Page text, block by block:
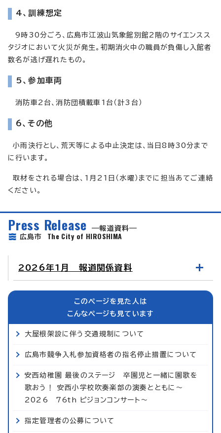
4、訓練想定
9時30分ごろ、広島市江波山気象館別館2階のサイエンスス
タジオにおいて火災が発生。初期消火中の職員が負傷し入館者
数名が逃げ遅れたもの。
5、参加車両
消防車2台、消防団積載車1台（計3台）
6、その他
小雨決行とし、荒天等による中止決定は、当日8時30分まで
に行います。
取材をされる場合は、1月21日（水曜）までに担当あてご連絡
ください。
Press Release
報道資料
広島市 The City of HIROSHIMA
2026年1月 報道関係資料
このページを見た人は
こんなページも見ています
大屋根架設に伴う交通規制について
広島市競争入札参加資格者の指名停止措置について
安西幼稚園 最後のステージ 卒園児と一緒に園歌を
歌おう！ 安西小学校吹奏楽部の演奏とともに～
2026 76th ピジョンコンサート～
指定管理者の公募について